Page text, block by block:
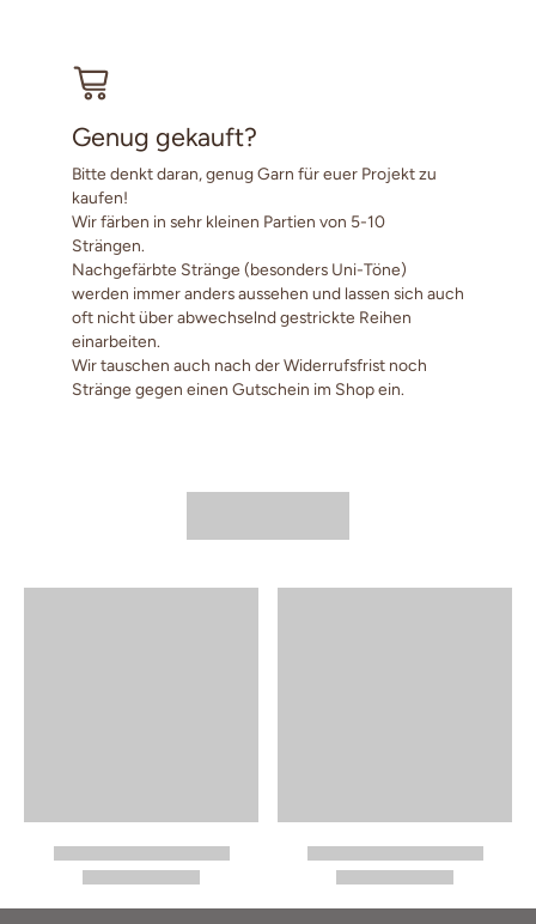
Genug gekauft?
Bitte denkt daran, genug Garn für euer Projekt zu
kaufen!
Wir färben in sehr kleinen Partien von 5-10
Strängen.
Nachgefärbte Stränge (besonders Uni-Töne)
werden immer anders aussehen und lassen sich auch
oft nicht über abwechselnd gestrickte Reihen
einarbeiten.
Wir tauschen auch nach der Widerrufsfrist noch
Stränge gegen einen Gutschein im Shop ein.